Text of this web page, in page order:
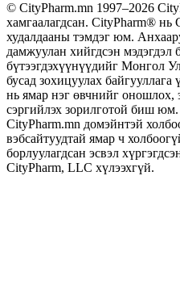
© CityPharm.mn 1997–2026
хамгаалагдсан. CityPharm® нь
худалдааны тэмдэг юм.
дамжуулан хийгдсэн мэдэгдэл
бүтээгдэхүүнүүдийг Монгол
бусад зохицуулах
нь ямар нэг өвчнийг оношлох,
сэргийлэх зорилготой биш
CityPharm.mn домэйнтэй
вэбсайтуудтай ямар ч
борлуулагдсан эсвэл
CityPharm, LLC хүлээхгүй.